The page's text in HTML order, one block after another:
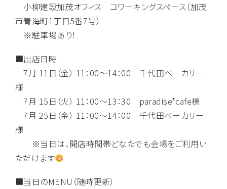
小柳建設加茂オフィス コワーキングスペース（加茂
市青海町1丁目5番7号）
※駐車場あり！
■出店日時
7月 11日（金） 11：00～14：00 千代田ベーカリー
様
7月 15日（火） 11：00～13：30 paradise*cafe様
7月 25日（金） 11：00～14：00 千代田ベーカリー
様
※当日は、開店時間帯どなたでも会場をご利用い
ただけます
■当日のMENU（随時更新）